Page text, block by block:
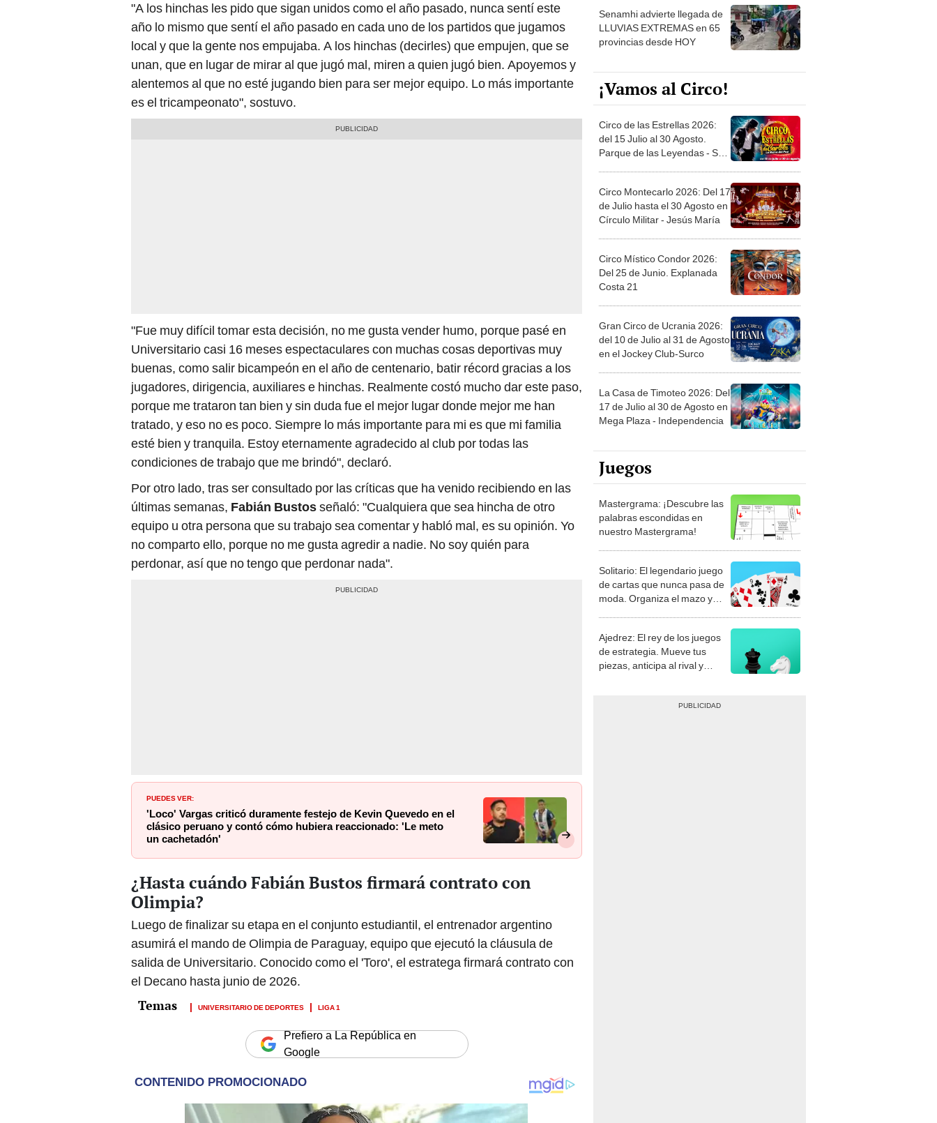
"A los hinchas les pido que sigan unidos como el año pasado, nunca sentí este
año lo mismo que sentí el año pasado en cada uno de los partidos que jugamos
local y que la gente nos empujaba. A los hinchas (decirles) que empujen, que se
unan, que en lugar de mirar al que jugó mal, miren a quien jugó bien. Apoyemos y
alentemos al que no esté jugando bien para ser mejor equipo. Lo más importante
es el tricampeonato", sostuvo.
"Fue muy difícil tomar esta decisión, no me gusta vender humo, porque pasé en
Universitario casi 16 meses espectaculares con muchas cosas deportivas muy
buenas, como salir bicampeón en el año de centenario, batir récord gracias a los
jugadores, dirigencia, auxiliares e hinchas. Realmente costó mucho dar este paso,
porque me trataron tan bien y sin duda fue el mejor lugar donde mejor me han
tratado, y eso no es poco. Siempre lo más importante para mi es que mi familia
esté bien y tranquila. Estoy eternamente agradecido al club por todas las
condiciones de trabajo que me brindó", declaró.
Por otro lado, tras ser consultado por las críticas que ha venido recibiendo en las
últimas semanas, Fabián Bustosseñaló: "Cualquiera que sea hincha de otro
equipo u otra persona que su trabajo sea comentar y habló mal, es su opinión. Yo
no comparto ello, porque no me gusta agredir a nadie. No soy quién para
perdonar, así que no tengo que perdonar nada".
PUEDES VER:
'Loco' Vargas criticó duramente festejo de Kevin Quevedo en el
clásico peruano y contó cómo hubiera reaccionado: 'Le meto
un cachetadón'
¿Hasta cuándo Fabián Bustos firmará contrato con
Olimpia?
Luego de finalizar su etapa en el conjunto estudiantil, el entrenador argentino
asumirá el mando de Olimpia de Paraguay, equipo que ejecutó la cláusula de
salida de Universitario. Conocido como el 'Toro', el estratega firmará contrato con
el Decano hasta junio de 2026.
UNIVERSITARIO DE DEPORTES LIGA 1
Prefiero a La República en
Google
Senamhi advierte llegada de
LLUVIAS EXTREMAS en 65
provincias desde HOY
¡Vamos al Circo!
Circo de las Estrellas 2026:
del 15 Julio al 30 Agosto.
Parque de las Leyendas - San
Circo Montecarlo 2026: Del 17
de Julio hasta el 30 Agosto en
Círculo Militar - Jesús María
Circo Místico Condor 2026:
Del 25 de Junio. Explanada
Costa 21
Gran Circo de Ucrania 2026:
del 10 de Julio al 31 de Agosto
en el Jockey Club-Surco
La Casa de Timoteo 2026: Del
17 de Julio al 30 de Agosto en
Mega Plaza - Independencia
Juegos
Mastergrama: ¡Descubre las
palabras escondidas en
nuestro Mastergrama!
Solitario: El legendario juego
de cartas que nunca pasa de
moda. Organiza el mazo y
Ajedrez: El rey de los juegos
de estrategia. Mueve tus
piezas, anticipa al rival y